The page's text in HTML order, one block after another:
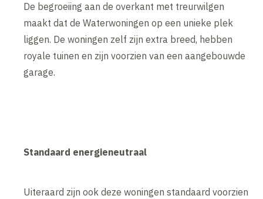
De begroeiing aan de overkant met treurwilgen
maakt dat de Waterwoningen op een unieke plek
liggen. De woningen zelf zijn extra breed, hebben
royale tuinen en zijn voorzien van een aangebouwde
garage.
Standaard energieneutraal
Uiteraard zijn ook deze woningen standaard voorzien